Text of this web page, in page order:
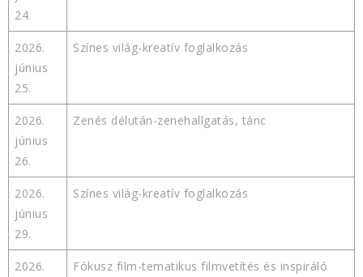
24.
2026.
június
25.
Színes világ-kreatív foglalkozás
2026.
június
26.
Zenés délután-zenehallgatás, tánc
2026.
június
29.
Színes világ-kreatív foglalkozás
2026.
Fókusz film-tematikus filmvetítés és inspiráló